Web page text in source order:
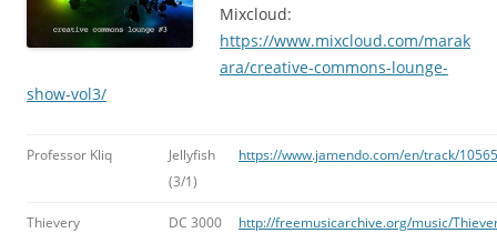
Mixcloud:
https://www.mixcloud.com/marak
ara/creative-commons-lounge-
show-vol3/
Professor Kliq
Jellyfish
(3/1)
https://www.jamendo.com/en/track/
Thievery
DC 3000
http://freemusicarchive.org/music/